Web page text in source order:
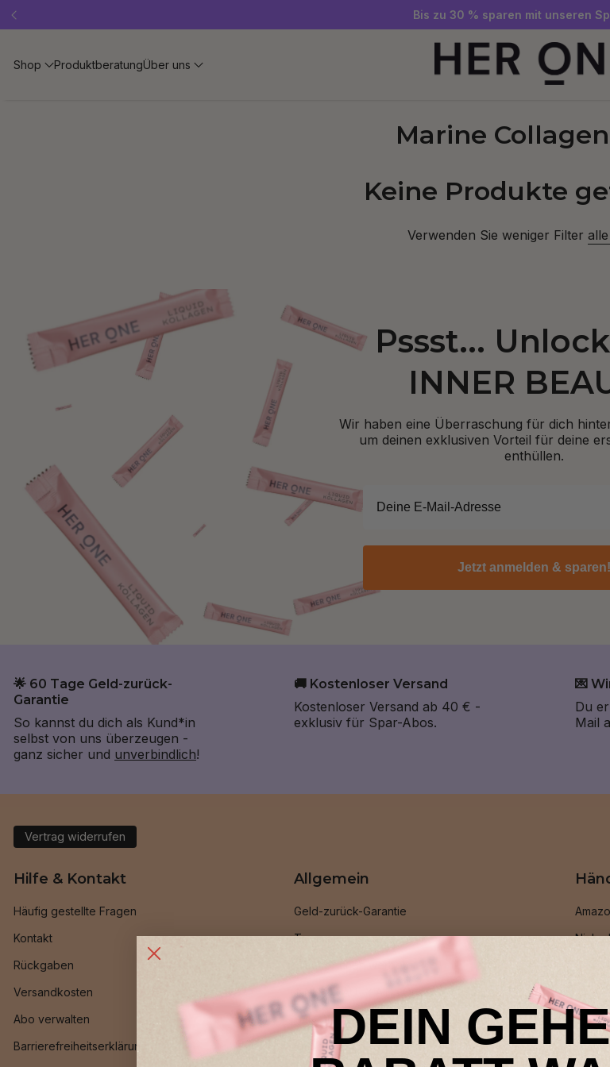
Gratis SLEEP WELL ab 69 € MBW - nur
Jetzt Newsletter abonnieren und 10 €-
Bis zu 30 % sparen mit unseren
Shop ProduktberatungÜber uns
Marine
Keine Produkte
Verwenden Sie weniger Filter
Pssst...
INNER
Wir haben eine Überraschung für dich
um deinen exklusiven Vorteil für deine
enthüllen.
Jetzt anmelden & sparen!
🌟 60 Tage Geld-zurück-
Garantie
So kannst du dich als Kund*in
selbst von uns überzeugen -
ganz sicher und unverbindlich!
🚚 Kostenloser Versand
Kostenloser Versand ab 40 € -
exklusiv für Spar-Abos.
💌
Du
Mail
Vertrag widerrufen
Hilfe & Kontakt
Häufig gestellte Fragen
Kontakt
Rückgaben
Versandkosten
Abo verwalten
Barrierefreiheitserklärung
Allgemein
Geld-zurück-Garantie
Treueprogramm
Freund*innen werben
INNER BEAUTY All in One
HER ONE Bestseller
Ambassador Programm
Niche
DEIN